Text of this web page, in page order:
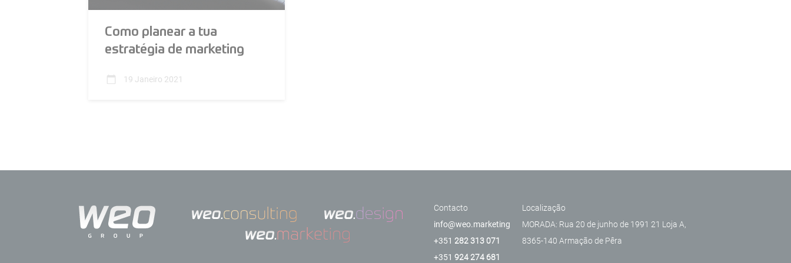
Como planear a tua
estratégia de marketing
e analisar para perceber se é o caminho
19 Janeiro 2021
Contacto
info@weo.marketing
+351 282 313 071
+351 924 274 681
Localização
MORADA: Rua 20 de junho de 1991 21 Loja A,
8365-140 Armação de Pêra